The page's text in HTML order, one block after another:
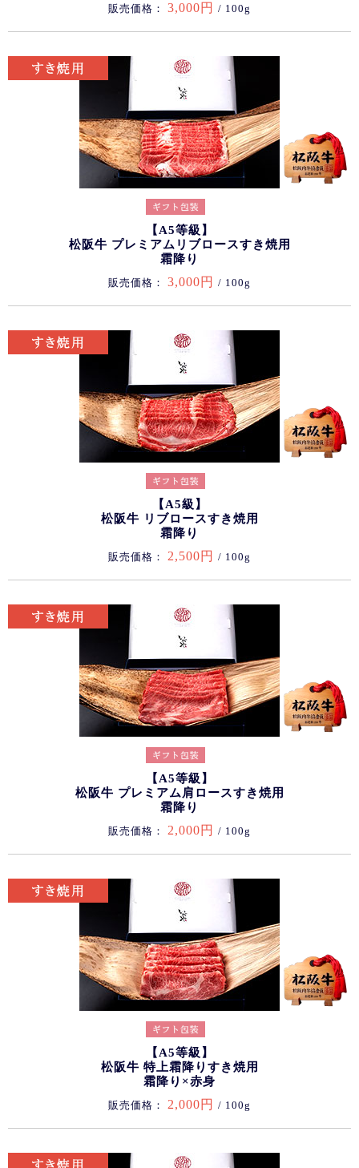
販売価格： 3,000円 / 100g
【A5等級】
松阪牛 プレミアムリブロースすき焼用
霜降り
販売価格： 3,000円 / 100g
【A5級】
松阪牛 リブロースすき焼用
霜降り
販売価格： 2,500円 / 100g
【A5等級】
松阪牛 プレミアム肩ロースすき焼用
霜降り
販売価格： 2,000円 / 100g
【A5等級】
松阪牛 特上霜降りすき焼用
霜降り×赤身
販売価格： 2,000円 / 100g